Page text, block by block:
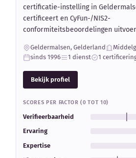
certificatie-instelling in
certificeert en CyFun-/NIS2-
conformiteitsbeoordelingen
Geldermalsen, Gelderland
sinds 1996
1 dienst 1
Bekijk profiel
SCORES PER FACTOR (0 TOT 10)
Verifieerbaarheid
Ervaring
Expertise